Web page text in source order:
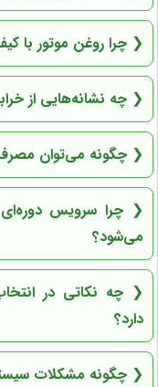
❮ چرا روغن موتور با
❮ چه نشانه‌هایی از
❮ چگونه می‌توان
❮ چرا سرویس
می‌شود؟
❮ چه نکاتی در
دارد؟
❮ چگونه مشکلات